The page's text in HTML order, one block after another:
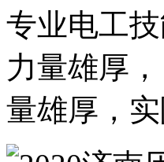
专业电工
力量雄厚
量雄厚，